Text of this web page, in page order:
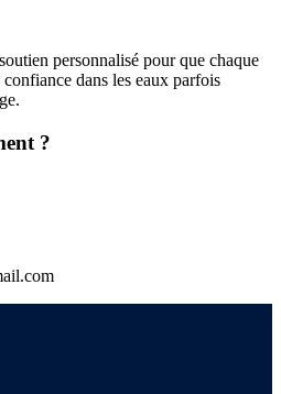
personnalisé pour que chaque
dans les eaux parfois
?